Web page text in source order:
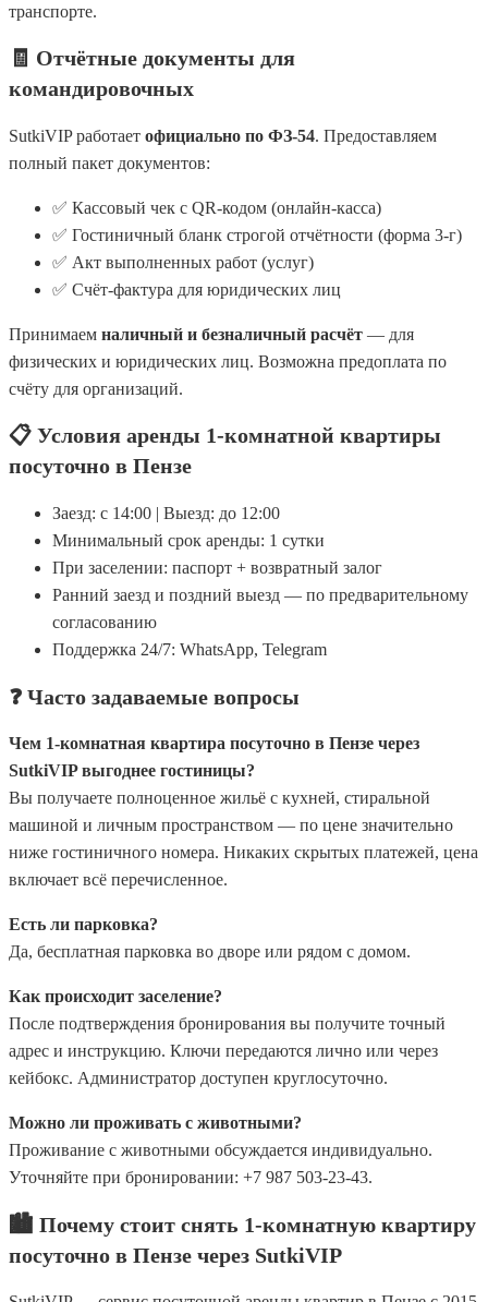
транспорте.
🧾 Отчётные документы для
командировочных
SutkiVIP работает официально по ФЗ-54. Предоставляем
полный пакет документов:
✅ Кассовый чек с QR-кодом (онлайн-касса)
✅ Гостиничный бланк строгой отчётности (форма 3-г)
✅ Акт выполненных работ (услуг)
✅ Счёт-фактура для юридических лиц
Принимаем наличный и безналичный расчёт — для
физических и юридических лиц. Возможна предоплата по
счёту для организаций.
📋 Условия аренды 1-комнатной квартиры
посуточно в Пензе
Заезд: с 14:00 | Выезд: до 12:00
Минимальный срок аренды: 1 сутки
При заселении: паспорт + возвратный залог
Ранний заезд и поздний выезд — по предварительному
согласованию
Поддержка 24/7: WhatsApp, Telegram
❓ Часто задаваемые вопросы
Чем 1-комнатная квартира посуточно в Пензе через
SutkiVIP выгоднее гостиницы?
Вы получаете полноценное жильё с кухней, стиральной
машиной и личным пространством — по цене значительно
ниже гостиничного номера. Никаких скрытых платежей, цена
включает всё перечисленное.
Есть ли парковка?
Да, бесплатная парковка во дворе или рядом с домом.
Как происходит заселение?
После подтверждения бронирования вы получите точный
адрес и инструкцию. Ключи передаются лично или через
кейбокс. Администратор доступен круглосуточно.
Можно ли проживать с животными?
Проживание с животными обсуждается индивидуально.
Уточняйте при бронировании: +7 987 503-23-43.
🏙️ Почему стоит снять 1-комнатную квартиру
посуточно в Пензе через SutkiVIP